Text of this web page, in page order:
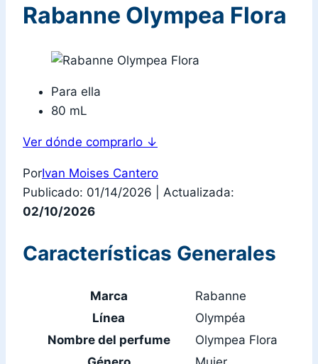
Rabanne Olympea Flora
Para ella
80 mL
Ver dónde comprarlo ↓
PorIvan Moises Cantero
Publicado: 01/14/2026
Actualizada:
02/10/2026
Características Generales
Marca
Rabanne
Línea
Olympéa
Nombre del perfume
Olympea Flora